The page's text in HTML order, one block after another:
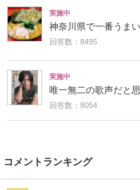
実施中
神奈川県で一番うま
回答数：8495
実施中
唯一無二の歌声だと
回答数：8054
コメントランキング